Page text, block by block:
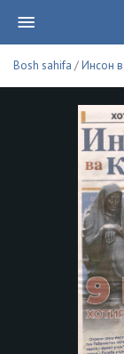
Bosh sahifa /Инсон